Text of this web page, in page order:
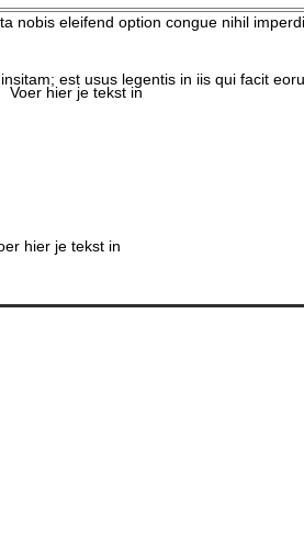
nobis eleifend option congue nihil
est usus legentis in iis qui facit
hier je tekst in
Voer hier je tekst in